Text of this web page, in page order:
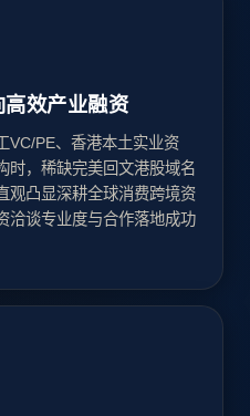
高效产业融资
VC/PE、香港本土实业资
时，稀缺完美回文港股域名
观凸显深耕全球消费跨境资
洽谈专业度与合作落地成功